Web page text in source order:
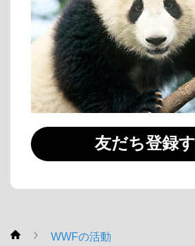
友だち登録
WWF
WWFの活動